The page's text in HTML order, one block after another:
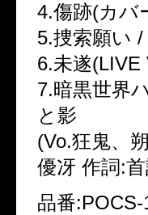
4.傷跡(カバ
5.捜索願い
6.未遂(LIVE
7.暗黒世界
と影
(Vo.狂鬼
優冴 作詞:
品番:POCS-